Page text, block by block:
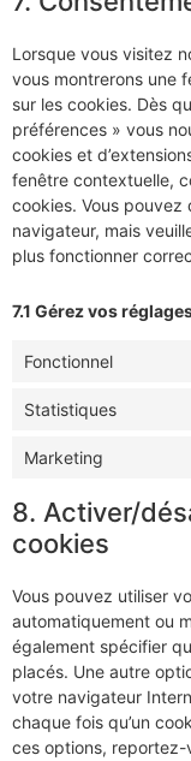
Lorsque vous visitez
vous montrerons une
sur les cookies. Dès
préférences » vous
cookies et
fenêtre contextuelle,
cookies. Vous pouvez
navigateur, mais
plus fonctionner
7.1 Gérez vos
Fonctionnel
Statistiques
Marketing
8. Activer/
cookies
Vous pouvez utiliser
automatiquement ou
également spécifier
placés. Une autre
votre navigateur
chaque fois qu’un
ces options, reportez-